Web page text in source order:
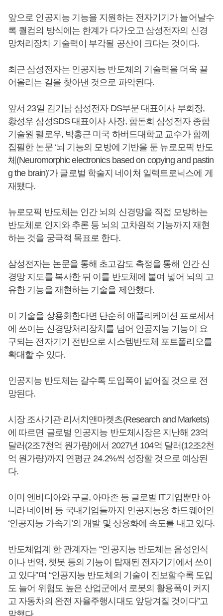
앞으로 인공지능 기능을 지원하는 전자기기가 늘어날수
록 퀄컴의 방식에는 한계가 다가오고 삼성전자의 신경
망처리장치 기술력이 부각될 공산이 크다는 것이다.
최근 삼성전자는 인공지능 반도체의 기술력을 더욱 끌
어올리는 길을 찾아낸 것으로 파악된다.
앞서 23일 김기남삼성전자 DS부문 대표이사 부회장,
황성우 삼성SDS 대표이사 사장, 함돈희 삼성전자 종합
기술원 펠로우, 박홍근 미국 하버드대학교 교수가 함께
집필한 논문 ‘뇌 기능의 모방에 기반을 둔 뉴로모픽 반도
체(Neuromorphic electronics based on copying and pastin
g the brain)’가 글로벌 학술지 네이처 일렉트로닉스에 게
재됐다.
뉴로모픽 반도체는 인간 뇌의 신경망을 직접 모방하는
반도체로 인지와 추론 등 뇌의 고차원적 기능까지 재현
하는 것을 궁극적 목표로 한다.
삼성전자는 논문을 통해 초고감도 측정을 통해 인간 신
경망 지도를 복사한 뒤 이를 반도체에 붙여 넣어 뇌의 고
유한 기능을 재현하는 기술을 제안했다.
이 기술을 상용화한다면 단순히 애플리케이션 프로세서
에 쓰이는 신경망처리장치를 넘어 인공지능 기능이 요
구되는 전자기기 전반으로 시스템반도체 포트폴리오를
확대할 수 있다.
인공지능 반도체는 갈수록 도입폭이 넓어질 것으로 전
망된다.
시장 조사기관 리서치앤마켓츠(Research and Markets)
에 따르면 글로벌 인공지능 반도체시장은 지난해 23억
달러(2조7천억 원가량)에서 2027년 104억 달러(12조2천
억 원가량)까지 연평균 24.2%씩 성장할 것으로 예상된
다.
이미 엔비디아와 구글, 아마존 등 글로벌 IT기업뿐만 아
니라 네이버 등 국내기업들까지 인공지능용 하드웨어인
‘인공지능 가속기’의 개발 및 상용화에 속도를 내고 있다.
반도체업계 한 관계자는 “인공지능 반도체는 음성인식
이나 번역, 챗봇 등의 기능이 탑재된 전자기기에서 쓰이
고 있다”며 “인공지능 반도체의 기술이 진보할수록 도입
도 늘어 위험도 높은 산업군에서 로봇의 활용폭이 커지
고 자동차의 완전 자율주행시대도 앞당겨질 것이다”고